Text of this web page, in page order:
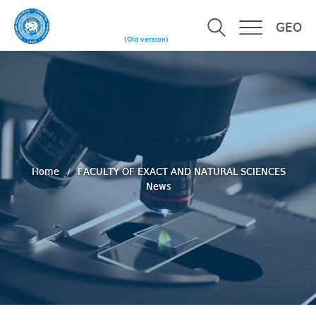
(Old version)
GEO
Home
FACULTY OF EXACT AND NATURAL SCIENCES
News